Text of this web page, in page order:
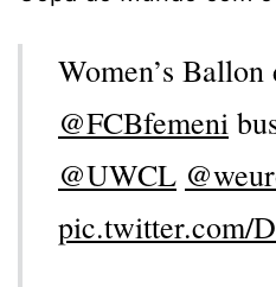
Women’s
@FCBfemeni
@UWCL
pic.twitter.com/